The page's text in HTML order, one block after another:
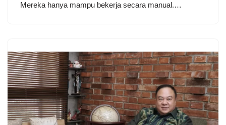
Mereka hanya mampu bekerja secara manual.…